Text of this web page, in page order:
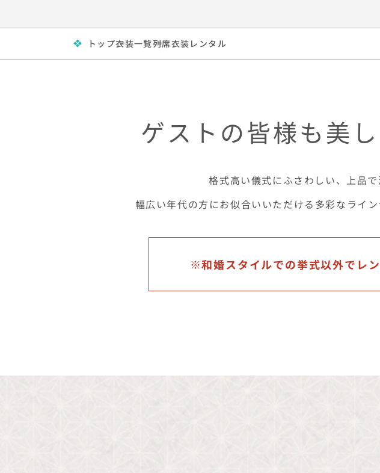
トップ衣装一覧列席衣装レンタル
ゲストの皆様も美
格式高い儀式にふさわしい、上品
幅広い年代の方にお似合いいただける多彩なライ
※和婚スタイルでの挙式以外で レ